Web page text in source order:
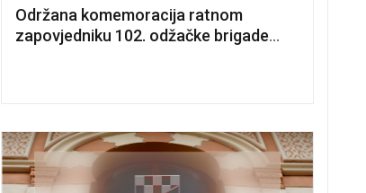
Održana komemoracija ratnom
zapovjedniku 102. odžačke brigade